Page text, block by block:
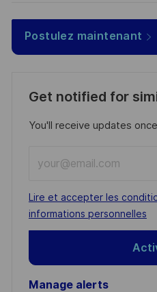
Postulez maintenant
Get notified for
You'll receive updates
Email
address
(Required)
Required
Lire et accepter les
informations personnelles
Manage alerts